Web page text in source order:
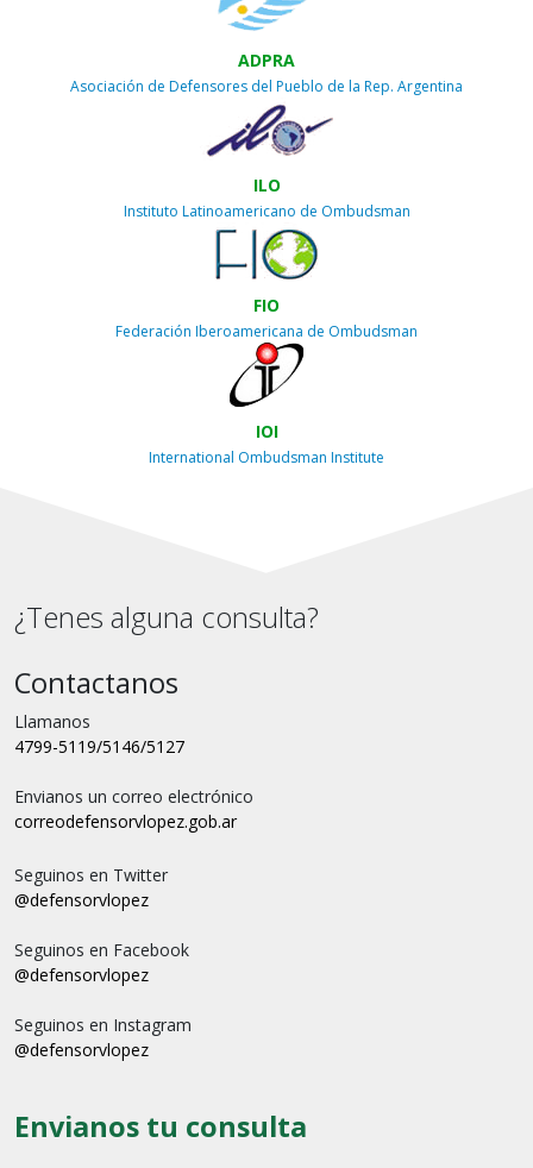
ADPRA
Asociación de Defensores del Pueblo de la Rep. Argentina
ILO
Instituto Latinoamericano de Ombudsman
FIO
Federación Iberoamericana de Ombudsman
IOI
International Ombudsman Institute
¿Tenes alguna consulta?
Contactanos
Llamanos
4799-5119/5146/5127
Envianos un correo electrónico
correodefensorvlopez.gob.ar
Seguinos en Twitter
@defensorvlopez
Seguinos en Facebook
@defensorvlopez
Seguinos en Instagram
@defensorvlopez
Envianos tu consulta